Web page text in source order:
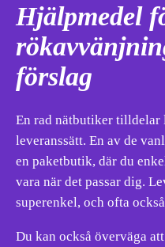
Hjälpmedel
förslag
En rad nätbutiker
leveranssätt. En av de
en paketbutik, där du
vara när det passar dig.
superenkel, och ofta
Du kan också överväga